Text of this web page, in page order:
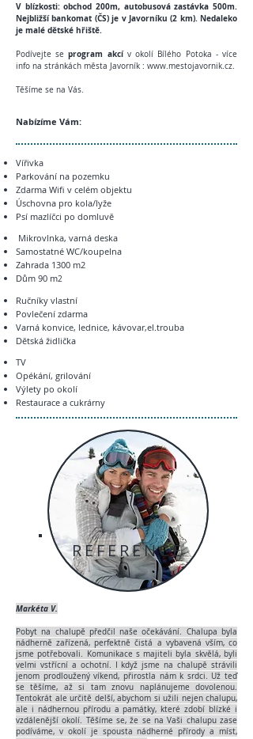
V blízkosti: obchod 200m, autobusová zastávka 500m.
Nejbližší bankomat (ČS) je v Javorníku (2 km). Nedaleko
je malé dětské hřiště.
Podívejte seprogram akcí v okolí Bílého Potoka - více
info na stránkách města Javorník : www.mestojavornik.cz.
Těšíme se na Vás.
Nabízíme Vám:
Vířivka
Parkování na pozemku
Zdarma Wifi v celém objektu
Úschovna pro kola/lyže
Psí mazlíčci po domluvě
Mikrovlnka, varná deska
Samostatné WC/koupelna
Zahrada 1300 m2
Dům 90 m2
Ručníky vlastní
Povlečení zdarma
Varná konvice, lednice, kávovar,el.trouba
Dětská židlička
TV
Opékání, grilování
Výlety po okolí
Restaurace a cukrárny
REFERENCE
Markéta V.
Pobyt na chalupě předčil naše očekávání. Chalupa byla
nádherně zařízená, perfektně čistá a vybavená vším, co
jsme potřebovali. Komunikace s majiteli byla skvělá, byli
velmi vstřícní a ochotní. I když jsme na chalupě strávili
jenom prodloužený víkend, přirostla nám k srdci. Už teď
se těšíme, až si tam znovu naplánujeme dovolenou.
Tentokrát ale určitě delší, abychom si užili nejen chalupu,
ale i nádhernou přírodu a památky, které zdobí blízké i
vzdálenější okolí. Těšíme se, že se na Vaši chalupu zase
podíváme, v okolí je spousta nádherné přírody a míst,